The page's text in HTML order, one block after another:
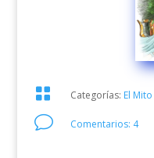
 Categorías: El Mito
v Comentarios: 4